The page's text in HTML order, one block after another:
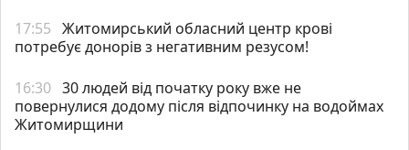
17:55 Житомирський обласний центр крові
потребує донорів з негативним резусом!
16:30 30 людей від початку року вже не
повернулися додому після відпочинку на водоймах
Житомирщини